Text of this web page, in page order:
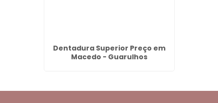
Dentadura Superior Preço em
Macedo - Guarulhos